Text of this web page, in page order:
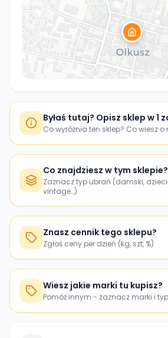
Byłaś tutaj? Opisz sklep w 1
Co wyróżnia ten sklep? Co wiesz o
Co znajdziesz w tym sklepie?
Zaznacz typ ubrań (damski,
vintage…)
Znasz cennik tego sklepu?
Zgłoś ceny per dzień (kg, szt, %)
Wiesz jakie marki tu kupisz?
Pomóż innym - zaznacz marki i